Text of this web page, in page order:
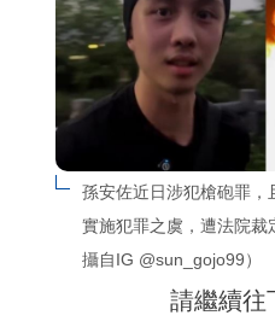
孫安佐近日涉犯槍砲罪
實施犯罪之虞，遭法院
攝自IG @sun_gojo99）
請繼續